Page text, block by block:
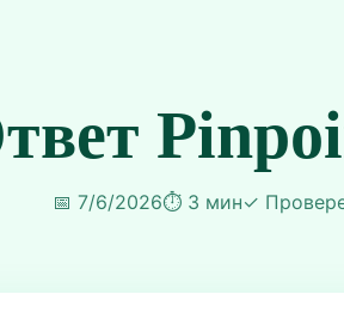
📅 7/6/2026⏱️ 3 мин✓